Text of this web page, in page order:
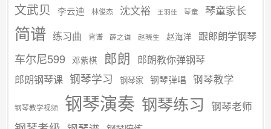
文武贝 李云迪 林俊杰 沈文裕 王羽佳 琴童 琴童家长
简谱 练习曲 背谱 薛之谦 赵晓生 赵海洋 跟郎朗学钢琴
车尔尼599 邓紫棋 郎朗 郎朗教你弹钢琴
郎朗钢琴课 钢琴学习 钢琴家 钢琴弹唱 钢琴教学
钢琴教学视频 钢琴演奏 钢琴练习 钢琴老师